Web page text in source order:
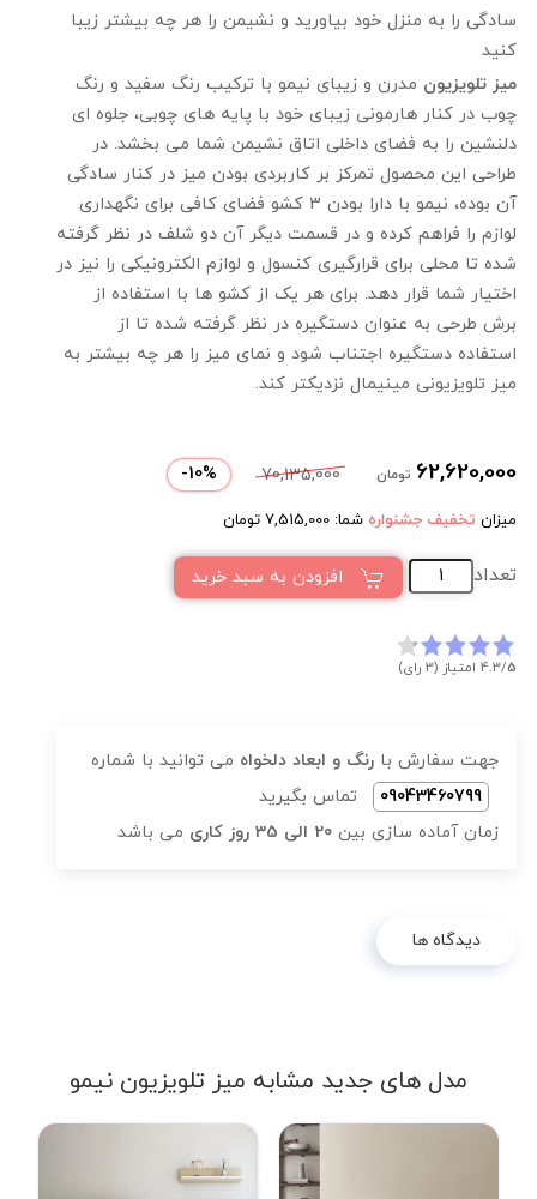
سادگی را به منزل خود بیاورید و نشیمن را هر چه بیشتر زیبا
کنید
میز تلویزیون مدرن و زیبای نیمو با ترکیب رنگ سفید و رنگ
چوب در کنار هارمونی زیبای خود با پایه های چوبی، جلوه ای
دلنشین را به فضای داخلی اتاق نشیمن شما می بخشد. در
طراحی این محصول تمرکز بر کاربردی بودن میز در کنار سادگی
آن بوده، نیمو با دارا بودن 3 کشو فضای کافی برای نگهداری
لوازم را فراهم کرده و در قسمت دیگر آن دو شلف در نظر گرفته
شده تا محلی برای قرارگیری کنسول و لوازم الکترونیکی را نیز در
اختیار شما قرار دهد. برای هر یک از کشو ها با استفاده از
برش طرحی به عنوان دستگیره در نظر گرفته شده تا از
استفاده دستگیره اجتناب شود و نمای میز را هر چه بیشتر به
میز تلویزیونی مینیمال نزدیکتر کند.
62,620,000 تومان 70,135,000
10%
-
میزان تخفیف جشنواره شما: 7,515,000 تومان
تعداد افزودن به سبد خرید
4.3/5 امتیاز (3 رای)
جهت سفارش با رنگ و ابعاد دلخواه می توانید با شماره
09043460799
تماس بگیرید
زمان آماده سازی بین 20 الی 35 روز کاری می باشد
دیدگاه ها
مدل های جدید مشابه میز تلویزیون نیمو